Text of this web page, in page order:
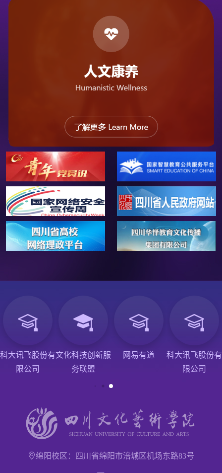
科大讯飞股份有
限公司
文化科技创新服
务联盟
网易有道
科大讯飞股份有
限公司
绵阳校区：四川省绵阳市涪城区机场东路83号